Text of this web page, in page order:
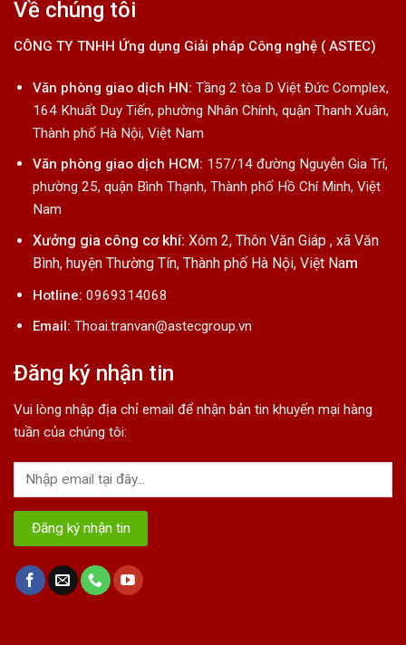
Về chúng tôi
CÔNG TY TNHH Ứng dụng Giải pháp Công nghệ ( ASTEC)
Văn phòng giao dịch HN: Tầng 2 tòa D Việt Đức Complex,
164 Khuất Duy Tiến, phường Nhân Chính, quận Thanh Xuân,
Thành phố Hà Nội, Việt Nam
Văn phòng giao dịch HCM: 157/14 đường Nguyễn Gia Trí,
phường 25, quận Bình Thạnh, Thành phố Hồ Chí Minh, Việt
Nam
Xưởng gia công cơ khí: Xóm 2, Thôn Văn Giáp , xã Văn
Bình, huyện Thường Tín, Thành phố Hà Nội, Việt Nam
Hotline: 0969314068
Email: Thoai.tranvan@astecgroup.vn
Đăng ký nhận tin
Vui lòng nhập địa chỉ email để nhận bản tin khuyến mại hàng
tuần của chúng tôi: